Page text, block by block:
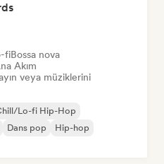
fiBossa nova
Akım
veya müziklerini
Lo-fi Hip-Hop
Dans pop
Hip-hop